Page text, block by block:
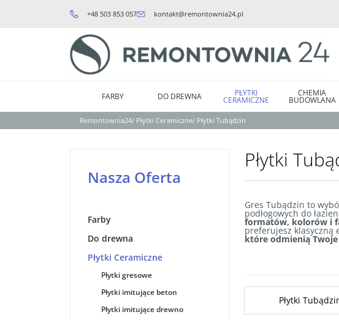
+48 503 853 057 kontakt@remontownia24.pl
FARBY DO DREWNA PŁYTKI
CERAMICZNE
CHEMIA
BUDOWLANA
Remontownia24/ Płytki Ceramiczne/ Płytki Tubądzin
Płytki
Gres Tubądzin to
podłogowych do
formatów, kolorów i
preferujesz klasyczną
które odmienią
Płytki
Nasza Oferta
Farby
Do drewna
Płytki Ceramiczne
Płytki gresowe
Płytki imitujące beton
Płytki imitujące drewno